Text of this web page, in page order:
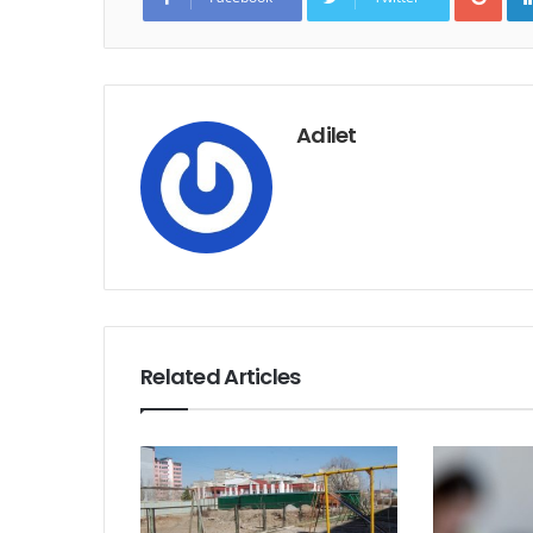
g
+
Adilet
Related Articles